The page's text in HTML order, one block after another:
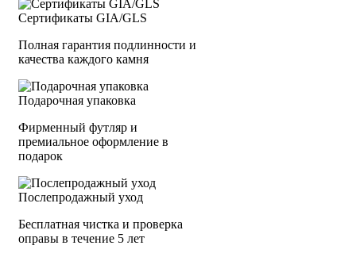
Сертификаты GIA/GLS
Полная гарантия подлинности и
качества каждого камня
Подарочная упаковка
Фирменный футляр и
премиальное оформление в
подарок
Послепродажный уход
Бесплатная чистка и проверка
оправы в течение 5 лет